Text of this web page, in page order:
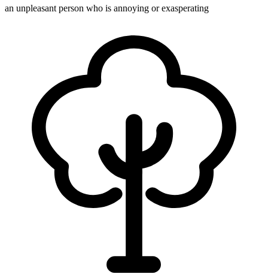
an unpleasant person who is annoying or exasperating